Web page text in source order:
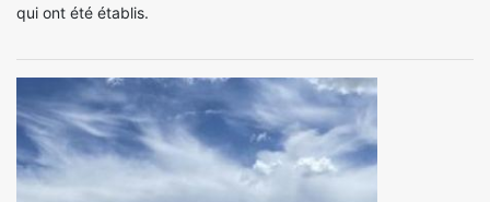
qui ont été établis.